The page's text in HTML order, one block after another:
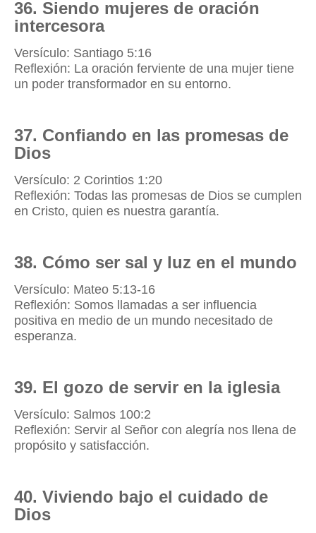
36. Siendo mujeres de oración
intercesora
Versículo: Santiago 5:16
Reflexión: La oración ferviente de una mujer tiene
un poder transformador en su entorno.
37. Confiando en las promesas de
Dios
Versículo: 2 Corintios 1:20
Reflexión: Todas las promesas de Dios se cumplen
en Cristo, quien es nuestra garantía.
38. Cómo ser sal y luz en el mundo
Versículo: Mateo 5:13-16
Reflexión: Somos llamadas a ser influencia
positiva en medio de un mundo necesitado de
esperanza.
39. El gozo de servir en la iglesia
Versículo: Salmos 100:2
Reflexión: Servir al Señor con alegría nos llena de
propósito y satisfacción.
40. Viviendo bajo el cuidado de
Dios